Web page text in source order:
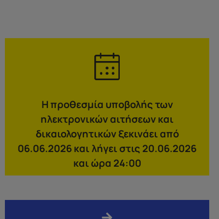
Η προθεσμία υποβολής των
ηλεκτρονικών αιτήσεων και
δικαιολογητικών ξεκινάει από
06.06.2026 και λήγει στις 20.06.2026
και ώρα 24:00